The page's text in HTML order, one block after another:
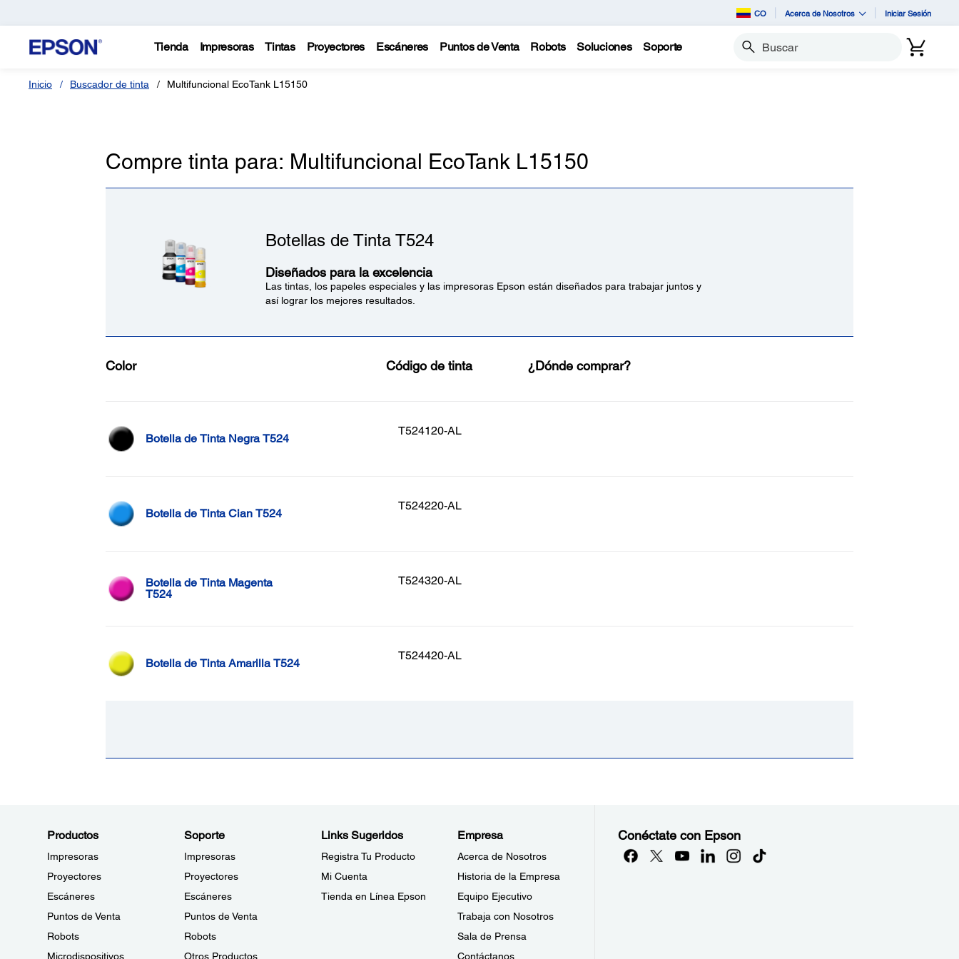
CO Acerca de Nosotros Iniciar Sesión
Tienda Impresoras Tintas Proyectores Escáneres Puntos de Venta Robots Soluciones Soporte Buscar
Inicio Buscador de tinta Multifuncional EcoTank L15150
Compre tinta para: Multifuncional EcoTank L15150
Botellas de Tinta T524
Diseñados para la excelencia
Las tintas, los papeles especiales y las impresoras Epson están diseñados para trabajar juntos y
así lograr los mejores resultados.
Color Código de tinta ¿Dónde comprar?
Botella de Tinta Negra T524
T524120-AL
Botella de Tinta Cian T524
T524220-AL
Botella de Tinta Magenta
T524
T524320-AL
Botella de Tinta Amarilla T524
T524420-AL
Productos
Impresoras
Proyectores
Escáneres
Puntos de Venta
Robots
Microdispositivos
Soporte
Impresoras
Proyectores
Escáneres
Puntos de Venta
Robots
Otros Productos
Links Sugeridos
Registra Tu Producto
Mi Cuenta
Tienda en Línea Epson
Empresa
Acerca de Nosotros
Historia de la Empresa
Equipo Ejecutivo
Trabaja con Nosotros
Sala de Prensa
Contáctanos
Conéctate con Epson